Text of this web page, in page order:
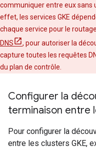
communiquer entre eux sans
effet, les services GKE
chaque service pour le
DNS
, pour autoriser la
capture toutes les requêtes
du plan de contrôle.
Configurer la
terminaison entre
Pour configurer la
entre les clusters GKE,